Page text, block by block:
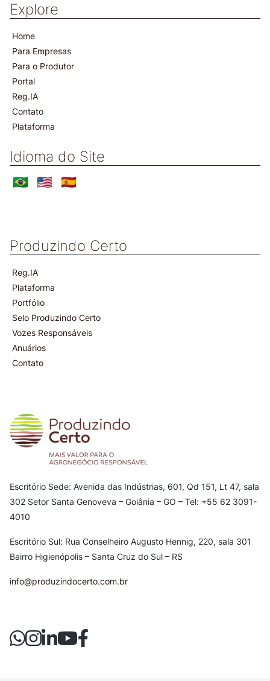
Explore
Home
Para Empresas
Para o Produtor
Portal
Reg.IA
Contato
Plataforma
Idioma do Site
Produzindo Certo
Reg.IA
Plataforma
Portfólio
Selo Produzindo Certo
Vozes Responsáveis
Anuários
Contato
Escritório Sede: Avenida das Indústrias, 601, Qd 151, Lt 47, sala
302 Setor Santa Genoveva – Goiânia – GO – Tel: +55 62 3091-
4010
Escritório Sul: Rua Conselheiro Augusto Hennig, 220, sala 301
Bairro Higienópolis – Santa Cruz do Sul – RS
info@produzindocerto.com.br